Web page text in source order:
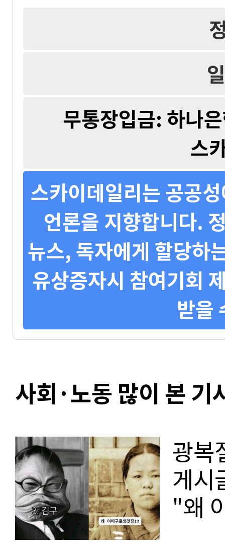
무통장입금: 하나
스
스카이데일리는 공공
언론을 지향합니다.
뉴스, 독자에게 할당하
유상증자시 참여기회
받을
사회·노동 많이 본 기
광복
게시
"왜